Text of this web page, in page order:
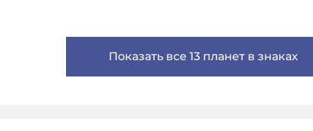
Показать все 13 планет в знаках